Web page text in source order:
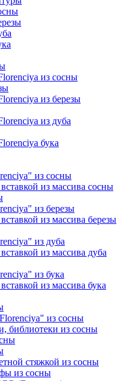
из сосны
из березы
из дуба
бука
из сосны
из массива сосны
из березы
из массива березы
из дуба
из массива дуба
из бука
из массива бука
из сосны
библиотеки из сосны
стяжкой из сосны
из сосны